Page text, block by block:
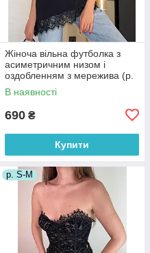
Жіноча вільна футболка з
асиметричним низом і
оздобленням з мережива (р.
42-46) 55171347
В наявності
690 ₴
Купити
р. S-M